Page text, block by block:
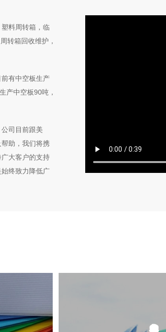
料周转箱，临
转箱回收维护，
有中空板生产
产中空板90吨，
司目前跟美
助，我们将携
大客户的支持
终致力降低广